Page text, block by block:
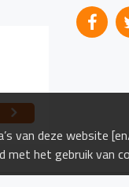
van deze website
met het gebruik van